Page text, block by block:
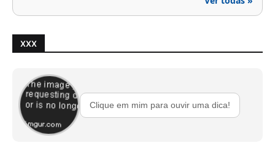
XXX
Clique em mim para ouvir uma dica!